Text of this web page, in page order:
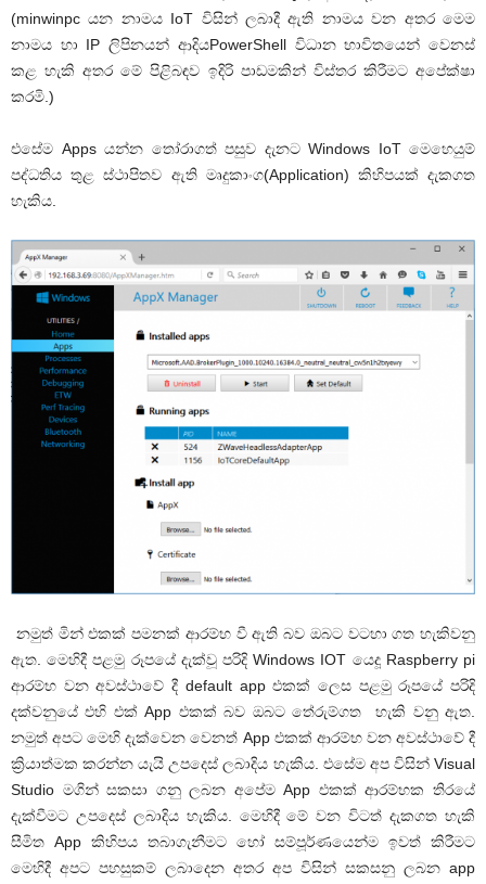
(minwinpcයන නාමය IoT විසින් ලබාදී ඇති නාමය වන අතර මෙම
නාමය හා IPලිපිනයන් ආදියPowerShell විධාන භාවිතයෙන් වෙනස්
කළ හැකි අතර මේ පිළිබඳව ඉදිරි පාඩමකින් විස්තර කිරීමට අපේක්ෂා
කරමි.)
එසේම Apps යන්න තෝරාගත් පසුව දැනට Windows IoT මෙහෙයුම්
පද්ධතිය තුළ ස්ථාපිතව ඇති මෘදුකාංග(Application) කිහිපයක් දැකගත
හැකිය.
නමුත් මින් එකක් පමනක් ආරම්භ වී ඇති බව ඔබට වටහා ගත හැකිවනු
ඇත. මෙහිදී පළමු රූපයේ දැක්වූ පරිදි Windows IOT යෙදූ Raspberry pi
ආරම්භ වන අවස්ථාවේ දී default appඑකක් ලෙස පළමු රූපයේ පරිදි
දක්වනුයේ එහි එක්App එකක් බව ඔබට තේරුම්ගත හැකි වනු ඇත.
නමුත් අපට මෙහි දැක්වෙන වෙනත් App එකක් ආරම්භ වන අවස්ථාවේ දී
ක්‍රියාත්මක කරන්න යැයි උපදෙස් ලබාදිය හැකිය. එසේම අප විසින් Visual
Studio මගින් සකසා ගනු ලබන අපේමApp එකක් ආරම්භක තිරයේ
දැක්වීමට උපදෙස් ලබාදිය හැකිය. මෙහිදී මේ වන විටත් දැකගත හැකි
සීමිත App කිහිපය තබාගැනීමට හෝ සම්පූර්ණයෙන්ම ඉවත් කිරීමට
මෙහිදී අපට පහසුකම් ලබාදෙන අතර අප විසින් සකසනු ලබන app